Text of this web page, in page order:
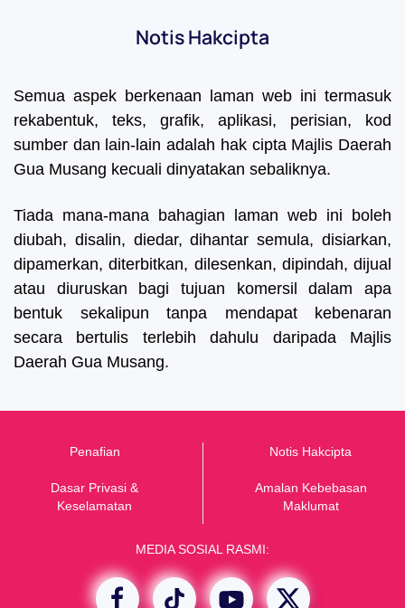
Notis Hakcipta
Semua aspek berkenaan laman web ini termasuk
rekabentuk, teks, grafik, aplikasi, perisian, kod
sumber dan lain-lain adalah hak cipta Majlis Daerah
Gua Musang kecuali dinyatakan sebaliknya.
Tiada mana-mana bahagian laman web ini boleh
diubah, disalin, diedar, dihantar semula, disiarkan,
dipamerkan, diterbitkan, dilesenkan, dipindah, dijual
atau diuruskan bagi tujuan komersil dalam apa
bentuk sekalipun tanpa mendapat kebenaran
secara bertulis terlebih dahulu daripada Majlis
Daerah Gua Musang.
Penafian
Dasar Privasi &
Keselamatan
Notis Hakcipta
Amalan Kebebasan
Maklumat
MEDIA SOSIAL RASMI: